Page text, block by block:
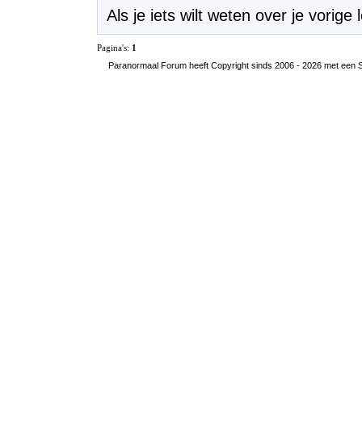
Als je iets wilt weten over je vorige
Pagina's: 1
Paranormaal Forum heeft Copyright sinds 2006 - 2026 met een